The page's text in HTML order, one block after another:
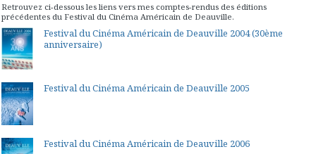
Retrouvez ci-dessous les liens vers mes comptes-rendus des éditions
précédentes du Festival du Cinéma Américain de Deauville.
Festival du Cinéma Américain de Deauville 2004 (30ème
anniversaire)
Festival du Cinéma Américain de Deauville 2005
Festival du Cinéma Américain de Deauville 2006